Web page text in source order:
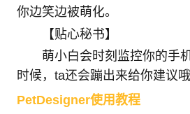
你边笑边被萌化。
【贴心秘书】
萌小白会时刻监控你的手
时候，ta还会蹦出来给你建议哦
PetDesigner使用教程